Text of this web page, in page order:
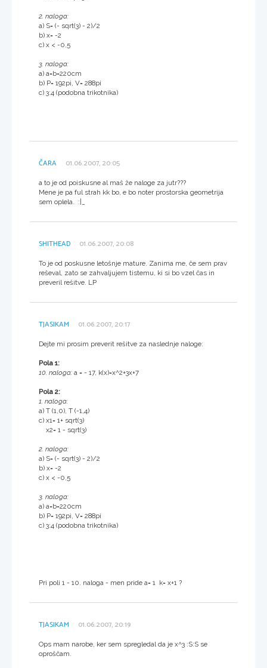
2. naloga:
a) S= (- sqrt(3) - 2)/2
b) x= -2
c) x < -0,5
3. naloga:
a) a=b=220cm
b) P= 192pi, V= 288pi
c) 3:4 (podobna trikotnika)
ČARA 01.06.2007, 20:05
a to je od poiskusne al maš že naloge za jutr???
Mene je pa ful strah kk bo, e bo noter prostorska geometrija
sem oplela. :|_
SHITHEAD 01.06.2007, 20:08
To je od poskusne letošnje mature. Zanima me, če sem prav
reševal, zato se zahvaljujem tistemu, ki si bo vzel čas in
preveril rešitve. LP
TJASIKAM 01.06.2007, 20:17
Dejte mi prosim preverit rešitve za naslednje naloge:
Pola 1:
10. naloga: a = - 17, k(x)=x^2+3x+7
Pola 2:
1. naloga:
a) T (1,0), T (-1,4)
c) x1= 1+ sqrt(3)
x2= 1 - sqrt(3)
2. naloga:
a) S= (- sqrt(3) - 2)/2
b) x= -2
c) x < -0,5
3. naloga:
a) a=b=220cm
b) P= 192pi, V= 288pi
c) 3:4 (podobna trikotnika)
Pri poli 1 - 10. naloga - men pride a= 1 k= x+1 ?
TJASIKAM 01.06.2007, 20:19
Ops mam narobe, ker sem spregledal da je x^3 :S:S se
oproščam.